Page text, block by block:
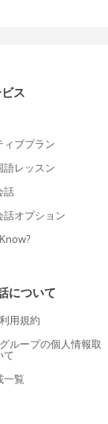
ス
ィブプラン
語レッスン
話
話オプション
について
用規約
ループの個人情報取
て
一覧